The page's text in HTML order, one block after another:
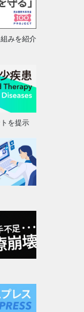
みを紹介
を提示